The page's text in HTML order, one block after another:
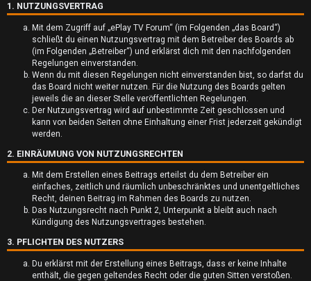
b
n
1. NUTZUNGSVERTRAG
Mit dem Zugriff auf „ePlay TV Forum“ (im Folgenden „das Board“)
schließt du einen Nutzungsvertrag mit dem Betreiber des Boards ab
(im Folgenden „Betreiber“) und erklärst dich mit den nachfolgenden
Regelungen einverstanden.
Wenn du mit diesen Regelungen nicht einverstanden bist, so darfst du
das Board nicht weiter nutzen. Für die Nutzung des Boards gelten
jeweils die an dieser Stelle veröffentlichten Regelungen.
Der Nutzungsvertrag wird auf unbestimmte Zeit geschlossen und
kann von beiden Seiten ohne Einhaltung einer Frist jederzeit gekündigt
werden.
2. EINRÄUMUNG VON NUTZUNGSRECHTEN
Mit dem Erstellen eines Beitrags erteilst du dem Betreiber ein
einfaches, zeitlich und räumlich unbeschränktes und unentgeltliches
Recht, deinen Beitrag im Rahmen des Boards zu nutzen.
Das Nutzungsrecht nach Punkt 2, Unterpunkt a bleibt auch nach
Kündigung des Nutzungsvertrages bestehen.
3. PFLICHTEN DES NUTZERS
Du erklärst mit der Erstellung eines Beitrags, dass er keine Inhalte
enthält, die gegen geltendes Recht oder die guten Sitten verstoßen.